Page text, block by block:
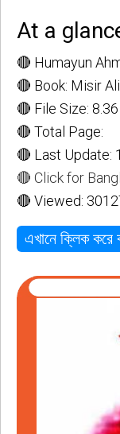
At a
🔴 Humayun
🔴 Book: Misir
🔴 File Size:
🔴 Total Page:
🔴 Last Update:
🔴 Click for
🔴 Viewed:
এখানে ক্লিক করে